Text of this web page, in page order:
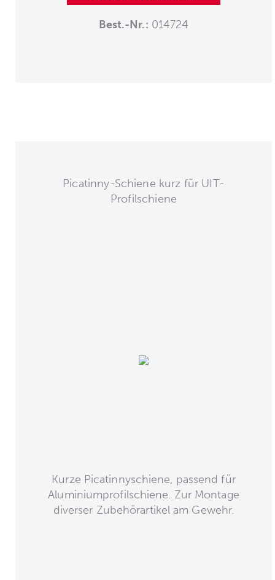
Best.-Nr.: 014724
Picatinny-Schiene kurz für UIT-
Profilschiene
Kurze Picatinnyschiene, passend für
Aluminiumprofilschiene. Zur Montage
diverser Zubehörartikel am Gewehr.